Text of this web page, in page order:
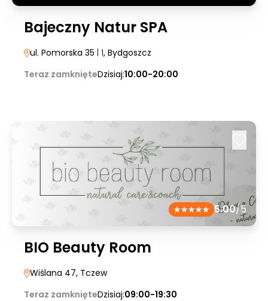
Bajeczny Natur SPA
ul. Pomorska 35 | 1, Bydgoszcz
Teraz zamknięteDzisiaj:10:00-20:00
5.00/5
BIO Beauty Room
Wiślana 47, Tczew
Teraz zamknięteDzisiaj:09:00-19:30